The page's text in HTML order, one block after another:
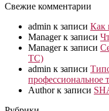
Свежие комментарии
admin к записи Как
Managerк записи
Managerк записи
ТС)
admin к записи
профессиональное
Authorк записи